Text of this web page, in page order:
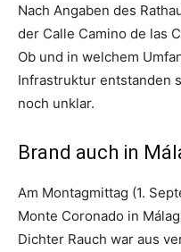
Nach Angaben des
der Calle Camino de las
Ob und in welchem
Infrastruktur entstanden
noch unklar.
Brand auch in
Am Montagmittag (1.
Monte Coronado in
Dichter Rauch war aus